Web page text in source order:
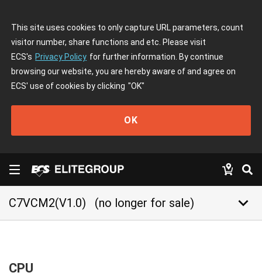
This site uses cookies to only capture URL parameters, count
visitor number, share functions and etc. Please visit
ECS's Privacy Policy for further information. By continue
browsing our website, you are hereby aware of and agree on
ECS' use of cookies by clicking "OK"
OK
C7VCM2(V1.0) (no longer for sale) keyboard_arrow_down
CPU